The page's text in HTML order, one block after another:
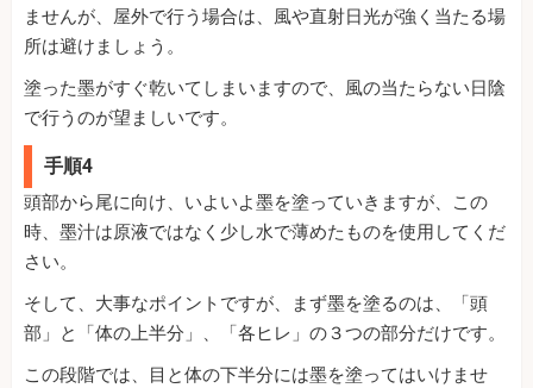
ませんが、屋外で行う場合は、風や直射日光が強く当たる場
所は避けましょう。
塗った墨がすぐ乾いてしまいますので、風の当たらない日陰
で行うのが望ましいです。
手順4
頭部から尾に向け、いよいよ墨を塗っていきますが、この
時、墨汁は原液ではなく少し水で薄めたものを使用してくだ
さい。
そして、大事なポイントですが、まず墨を塗るのは、「頭
部」と「体の上半分」、「各ヒレ」の３つの部分だけです。
この段階では、目と体の下半分には墨を塗ってはいけませ